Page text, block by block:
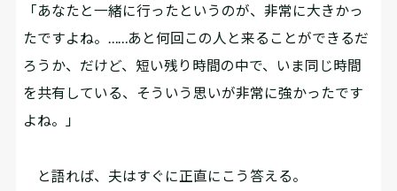
「あなたと一緒に行ったというのが、非常に大きかっ
たですよね。……あと何回この人と来ることができるだ
ろうか、だけど、短い残り時間の中で、いま同じ時間
を共有している、そういう思いが非常に強かったです
よね。」
と語れば、夫はすぐに正直にこう答える。